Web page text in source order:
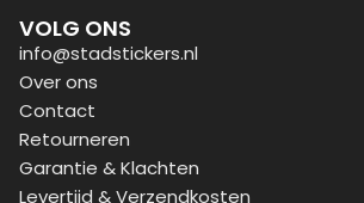
VOLG ONS
info@stadstickers.nl
Over ons
Contact
Retourneren
Garantie & Klachten
Levertijd & Verzendkosten